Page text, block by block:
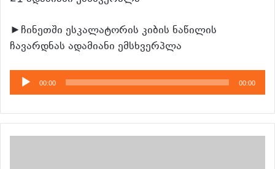
►ჩინეთში ესკალატორის კიბის ნაწილის
ჩავარდნას ადამიანი ემსხვერპლა
აუდიო
დამკვრელი
00:00 00:00